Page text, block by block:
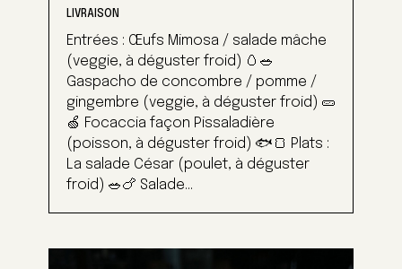
LIVRAISON
Entrées : Œufs Mimosa / salade mâche
(veggie, à déguster froid) 🥚🥗
Gaspacho de concombre / pomme /
gingembre (veggie, à déguster froid) 🥒
🍏 Focaccia façon Pissaladière
(poisson, à déguster froid) 🐟🍞 Plats :
La salade César (poulet, à déguster
froid) 🥗🍗 Salade...